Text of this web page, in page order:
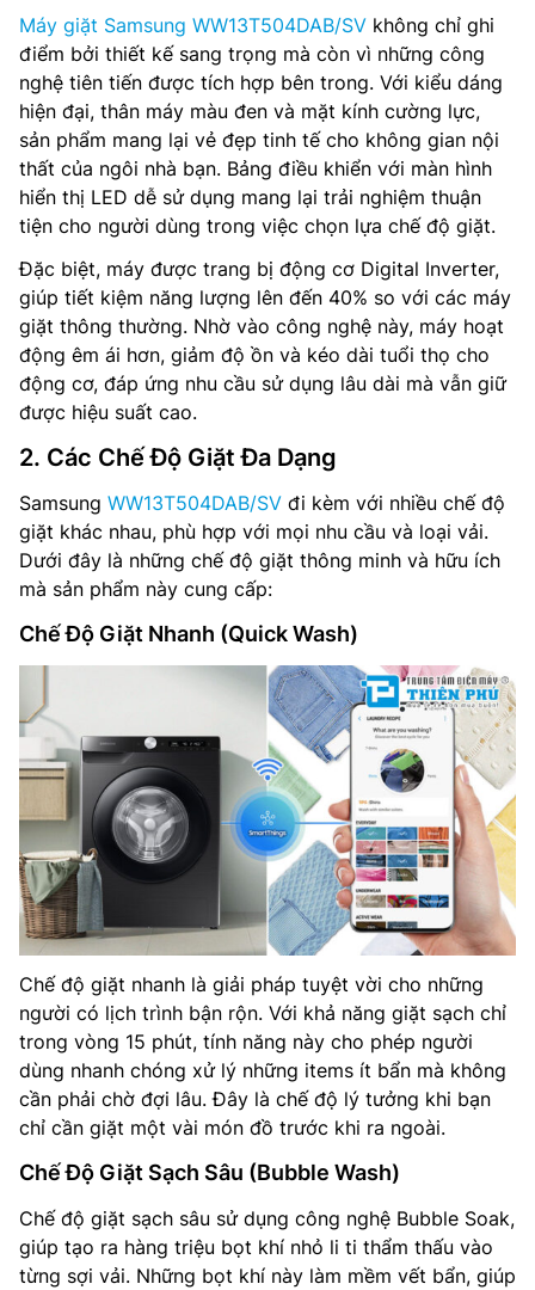
Máy giặt Samsung WW13T504DAB/SV không chỉ ghi
điểm bởi thiết kế sang trọng mà còn vì những công
nghệ tiên tiến được tích hợp bên trong. Với kiểu dáng
hiện đại, thân máy màu đen và mặt kính cường lực,
sản phẩm mang lại vẻ đẹp tinh tế cho không gian nội
thất của ngôi nhà bạn. Bảng điều khiển với màn hình
hiển thị LED dễ sử dụng mang lại trải nghiệm thuận
tiện cho người dùng trong việc chọn lựa chế độ giặt.
Đặc biệt, máy được trang bị động cơ Digital Inverter,
giúp tiết kiệm năng lượng lên đến 40% so với các máy
giặt thông thường. Nhờ vào công nghệ này, máy hoạt
động êm ái hơn, giảm độ ồn và kéo dài tuổi thọ cho
động cơ, đáp ứng nhu cầu sử dụng lâu dài mà vẫn giữ
được hiệu suất cao.
2. Các Chế Độ Giặt Đa Dạng
Samsung WW13T504DAB/SV đi kèm với nhiều chế độ
giặt khác nhau, phù hợp với mọi nhu cầu và loại vải.
Dưới đây là những chế độ giặt thông minh và hữu ích
mà sản phẩm này cung cấp:
Chế Độ Giặt Nhanh (Quick Wash)
Chế độ giặt nhanh là giải pháp tuyệt vời cho những
người có lịch trình bận rộn. Với khả năng giặt sạch chỉ
trong vòng 15 phút, tính năng này cho phép người
dùng nhanh chóng xử lý những items ít bẩn mà không
cần phải chờ đợi lâu. Đây là chế độ lý tưởng khi bạn
chỉ cần giặt một vài món đồ trước khi ra ngoài.
Chế Độ Giặt Sạch Sâu (Bubble Wash)
Chế độ giặt sạch sâu sử dụng công nghệ Bubble Soak,
giúp tạo ra hàng triệu bọt khí nhỏ li ti thẩm thấu vào
từng sợi vải. Những bọt khí này làm mềm vết bẩn, giúp